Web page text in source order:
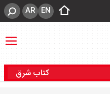
EN
AR
کتاب شرق